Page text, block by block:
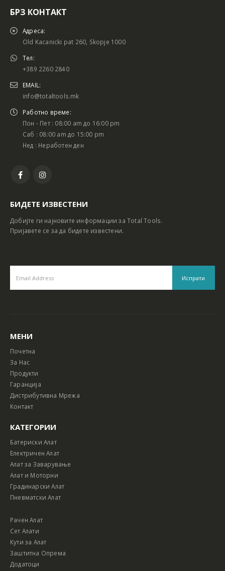
Батериски сет
Батериски сет Ротирачки Чекан и Бормашина 20V
БРЗ КОНТАКТ
Адреса:
Old Kacanicki pat 260, Skopje 1000
Тел:
+389 2260 2840
EMAIL:
info@totaltools.mk
Работно време:
Пон - Пет : 08:00 am до 16:00 pm
Саб : 08:00 am до 15:00 pm
Нед : Неработен ден
БИДЕТЕ ИЗВЕСТЕНИ
Добијте ги најновите информации за Total Tools.
Пријавете се за да бидете известени.
МЕНИ
Почетна
За Нас
Продукти
Гаранција
Дистрибутивна Мрежа
Контакт
КАТЕГОРИИ
Батериски Алат
Електричен Алат
Алат за Заварување
Алат и Моторни
Градинарски Алат
Пневматски Алат
Рачен Алат
Сет Алати
Кути за Алат
Заштитна Опрема
Додатоци